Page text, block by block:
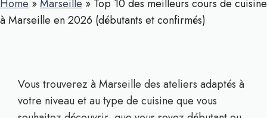
Home »Marseille » Top 10 des meilleurs cours de cuisine
à Marseille en 2026 (débutants et confirmés)
Vous trouverez à Marseille des ateliers adaptés à
votre niveau et au type de cuisine que vous